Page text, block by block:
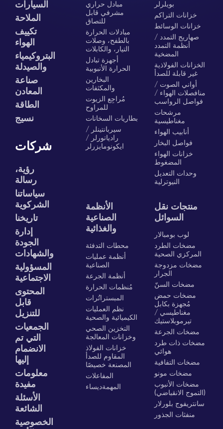
السيارات
الملاحة
تكييف
الهواء
البتروكيمياء
والصيدلة
صناعة
المعادن
الطاقة
نسيج
شركات
رؤية،
رسالة
سياساتنا
الشركوية
تاريخنا
إدارة
الجودة
والشهادات
المسؤولية
الاجتماعية
المحتوى
قابل
للتنزيل
الجمعيات
التي تم
الانضمام
إليها
معلومات
مفيدة
الأسئلة
الشائعة
الخصوصية
مبادل حراري
مشرفي قابل
للتصاق
مبادلات الحرارة
بالطفح، وصلات
التيار، والكابلات
أجهزة تبادل
الحرارة الأنبوبية
البخارين
والمكثفات
مُراجِع الزيوت
للمراوح
بطاريات السخانات
سيربانتينلر /
رادياتورلر /
ايكونومايزرلر
بويلرلر
خزانات التراكم
خزانات الوسائط
صهاريج التمدد /
أنظمة التمدد
المضخية
الخزانات الفولاذية
غير قابلة للصدأ
أواني الصوت /
منافصلات الهواء /
فواصل الرواسب
مرشحات
مغناطيسية
أنابيب الهواء
فواصل البخار
خزانات الهواء
المضغوط
وحدات التعديل
النيوترلية
الأنظمة
الصناعية
والغذائية
محطات التدفئة
أنظمة عمليات
الصناعية
أنظمة الجرعة
مُنظمات الحرارة
المبستراتُرات
نظم العمليات
الكيميائية والصحية
التخزين الصحي
وخزانات المعالجة
خزانات الفولاذ
المقاوم للصدأ
المصنعة خصيصًا
المفاعلات
المهمةديساء
منتجات نقل
السوائل
لوب بومبالار
مضخات الطرد
المركزي الصحية
مضخات مزدوجة
الجرار
مضخات السنّ
مضخات حمض
مُجهزة بكابل
مغناطيسي /
تيرموبلاستيك
مضخات الجرعة
مضخات ذات طرد
هوائي
مضخات التفافية
مضخات مونو
مضخات الأنبوب
(التموج الانقباضي)
سانتريفوج بلورلار
منفثات الجذور